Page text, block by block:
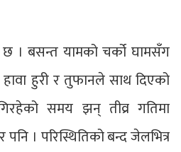
। बसन्त यामको चर्को घामसँग
हुरी र तुफानले साथ दिएको
समय झन् तीव्र गतिमा
। परिस्थितिको बन्द जेलभित्र